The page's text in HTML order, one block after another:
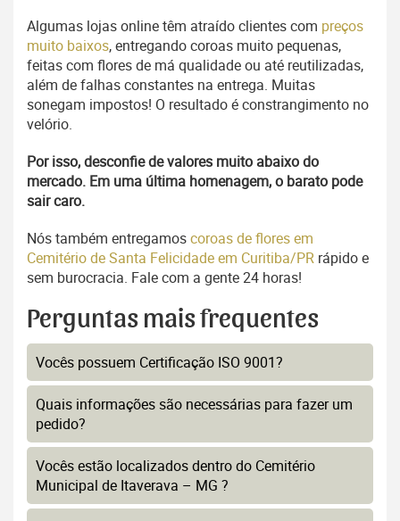
Algumas lojas online têm atraído clientes com preços
muito baixos, entregando coroas muito pequenas,
feitas com flores de má qualidade ou até reutilizadas,
além de falhas constantes na entrega. Muitas
sonegam impostos! O resultado é constrangimento no
velório.
Por isso, desconfie de valores muito abaixo do
mercado. Em uma última homenagem, o barato pode
sair caro.
Nós também entregamoscoroas de flores em
Cemitério de Santa Felicidade em Curitiba/PR rápido e
sem burocracia. Fale com a gente 24 horas!
Perguntas mais frequentes
Vocês possuem Certificação ISO 9001?
Quais informações são necessárias para fazer um
pedido?
Vocês estão localizados dentro do Cemitério
Municipal de Itaverava – MG ?